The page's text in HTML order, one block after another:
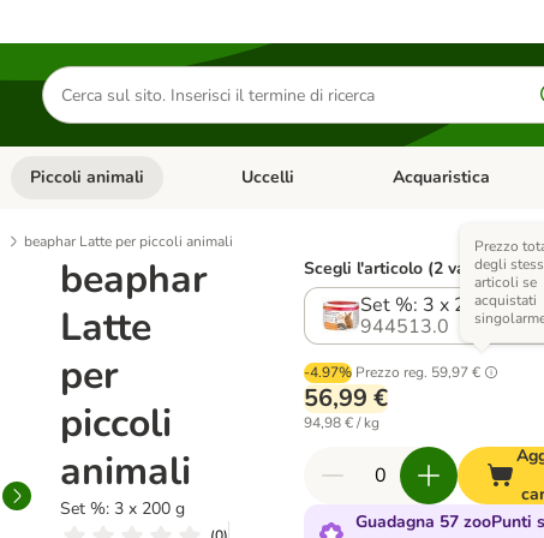
Cerca
prodotti
Apri Menu Categoria: Diete e antiparassitari
Piccoli animali Apri Menu Categoria: Piccoli animali
Uccelli Apri Menu Categoria:
Acquaristica
beaphar Latte per piccoli animali
beaphar
Latte
per
piccoli
animali
Set %: 3 x 200 g
Scegli l'articolo (2 varianti)
Set %: 3 x 200 g
944513.0
-4.97% Prezzo reg. 59,97 €
Prezzo
degli
articoli se
acquistati
56,99 €
94,98 € / kg
Guadagna 57 zooPunti